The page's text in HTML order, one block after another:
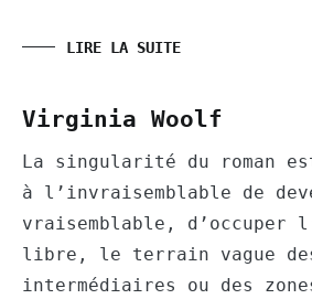
LIRE LA SUITE
Virginia Woolf
La singularité du roman
à l’invraisemblable de
vraisemblable, d’occuper
libre, le terrain vague
intermédiaires ou des